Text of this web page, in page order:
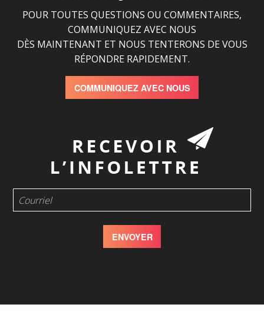
POUR TOUTES QUESTIONS OU COMMENTAIRES,
COMMUNIQUEZ AVEC NOUS
DÈS MAINTENANT ET NOUS TENTERONS DE VOUS
RÉPONDRE RAPIDEMENT.
COMMUNIQUEZ AVEC NOUS